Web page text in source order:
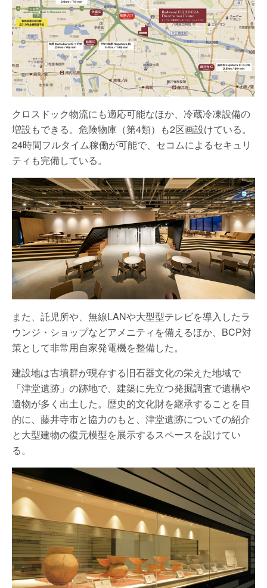
クロスドック物流にも適応可能なほか、冷蔵冷凍設備の
増設もできる。危険物庫（第4類）も2区画設けている。
24時間フルタイム稼働が可能で、セコムによるセキュリ
ティも完備している。
また、託児所や、無線LANや大型型テレビを導入したラ
ウンジ・ショップなどアメニティを備えるほか、BCP対
策として非常用自家発電機を整備した。
建設地は古墳群が現存する旧石器文化の栄えた地域で
「津堂遺跡」の跡地で、建築に先立つ発掘調査で遺構や
遺物が多く出土した。歴史的文化財を継承することを目
的に、藤井寺市と協力のもと、津堂遺跡についての紹介
と大型建物の復元模型を展示するスペースを設けてい
る。